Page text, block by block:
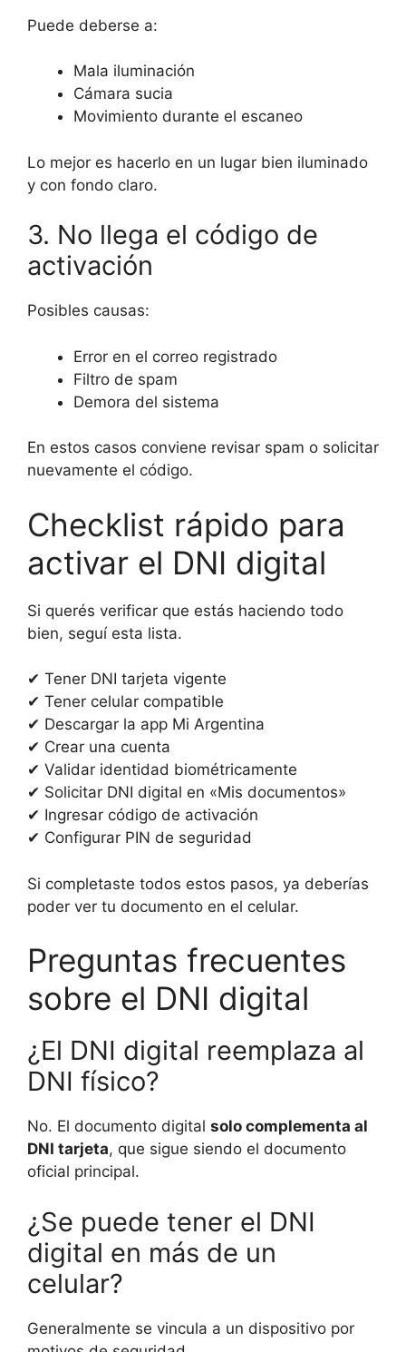
Puede deberse a:
Mala iluminación
Cámara sucia
Movimiento durante el escaneo
Lo mejor es hacerlo en un lugar bien iluminado
y con fondo claro.
3. No llega el código de
activación
Posibles causas:
Error en el correo registrado
Filtro de spam
Demora del sistema
En estos casos conviene revisar spam o solicitar
nuevamente el código.
Checklist rápido para
activar el DNI digital
Si querés verificar que estás haciendo todo
bien, seguí esta lista.
✔ Tener DNI tarjeta vigente
✔ Tener celular compatible
✔ Descargar la app Mi Argentina
✔ Crear una cuenta
✔ Validar identidad biométricamente
✔ Solicitar DNI digital en «Mis documentos»
✔ Ingresar código de activación
✔ Configurar PIN de seguridad
Si completaste todos estos pasos, ya deberías
poder ver tu documento en el celular.
Preguntas frecuentes
sobre el DNI digital
¿El DNI digital reemplaza al
DNI físico?
No. El documento digital solo complementa al
DNI tarjeta, que sigue siendo el documento
oficial principal.
¿Se puede tener el DNI
digital en más de un
celular?
Generalmente se vincula a un dispositivo por